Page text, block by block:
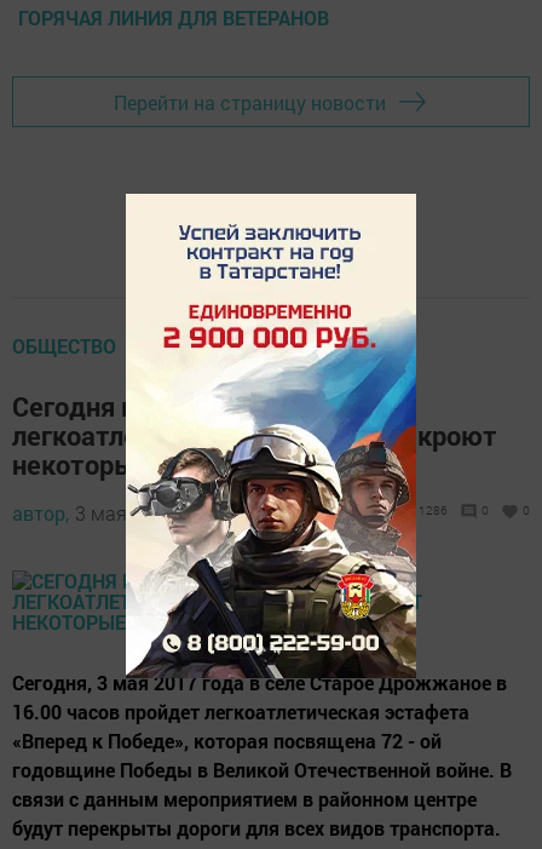
ГОРЯЧАЯ ЛИНИЯ ДЛЯ ВЕТЕРАНОВ
Перейти на страницу новости
ОБЩЕСТВО
Сегодня в Дрожжаном из-за
легкоатлетического забега перекроют
некоторые дороги
автор, 3 мая 2017 - 07:29 1286 0 0
Сегодня, 3 мая 2017 года в селе Старое Дрожжаное в
16.00 часов пройдет легкоатлетическая эстафета
«Вперед к Победе», которая посвящена 72 - ой
годовщине Победы в Великой Отечественной войне. В
связи с данным мероприятием в районном центре
будут перекрыты дороги для всех видов транспорта.